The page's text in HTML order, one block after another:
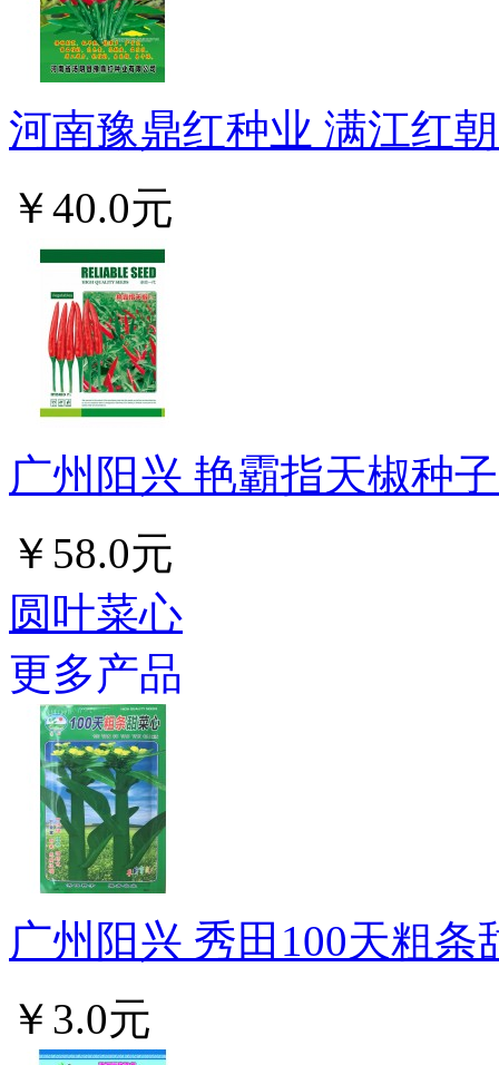
河南豫鼎红种业 满江红
￥40.0元
广州阳兴 艳霸指天椒种
￥58.0元
圆叶菜心
更多产品
广州阳兴 秀田100天粗
￥3.0元